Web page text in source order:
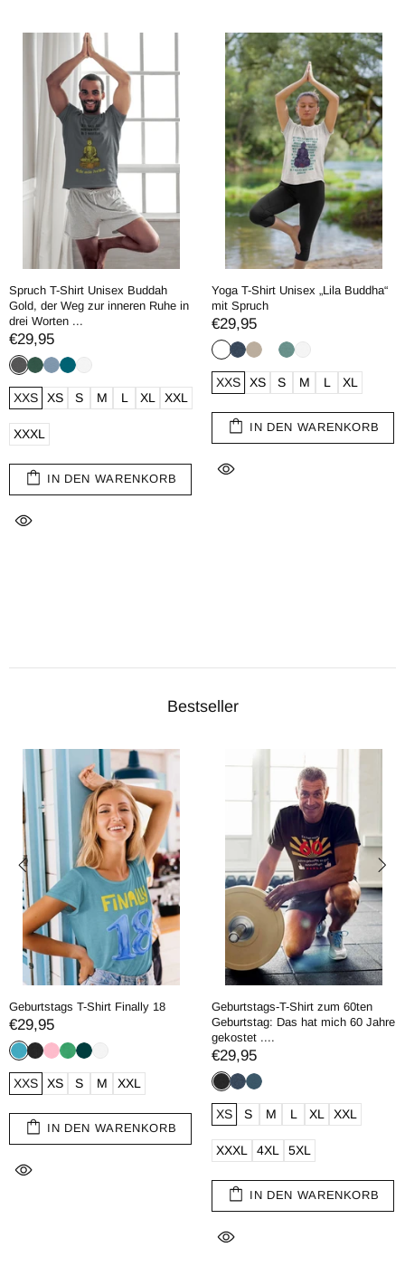
Spruch T-Shirt Unisex Buddah
Gold, der Weg zur inneren Ruhe in
drei Worten ...
€29,95
XXS XS S M L XL XXL
XXXL
IN DEN WARENKORB
Yoga T-Shirt Unisex „Lila Buddha“
mit Spruch
€29,95
XXS XS S M L XL
IN DEN WARENKORB
Bestseller
Geburtstags T-Shirt Finally 18
€29,95
XXS XS S M XXL
IN DEN WARENKORB
Geburtstags-T-Shirt zum 60ten
Geburtstag: Das hat mich 60 Jahre
gekostet ....
€29,95
XS S M L XL XXL
XXXL 4XL 5XL
IN DEN WARENKORB